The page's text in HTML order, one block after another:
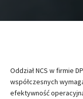
Oddział NCS w firmie
współczesnych
efektywność